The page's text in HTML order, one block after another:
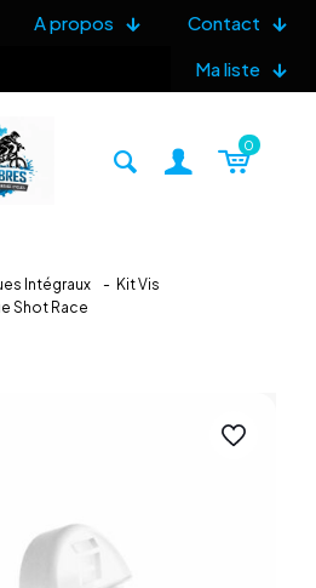
A propos
Contact
Ma liste
0
Intégraux - Kit Vis
Shot Race